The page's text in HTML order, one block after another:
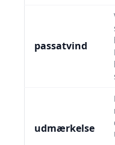
passatvind
udmærkelse